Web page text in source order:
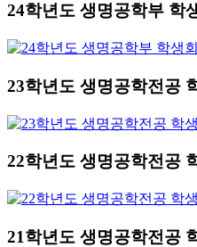
24학년도 생명공학부 학
23학년도 생명공학전공
22학년도 생명공학전공
21학년도 생명공학전공